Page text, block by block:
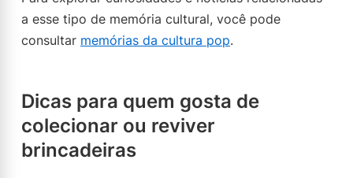
a esse tipo de memória cultural, você pode
consultar memórias da cultura pop.
Dicas para quem gosta de
colecionar ou reviver
brincadeiras